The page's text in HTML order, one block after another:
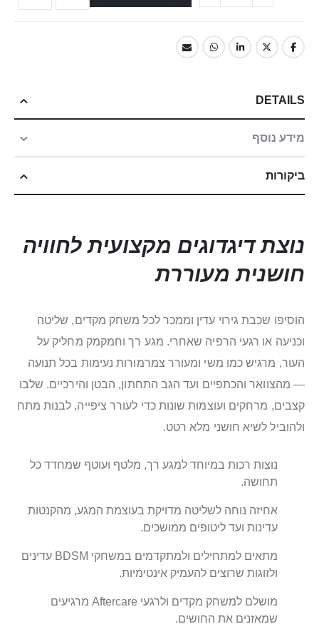
DETAILS
מידע נוסף
ביקורות
נוצת דיגדוגים מקצועית לחוויה
חושנית מעוררת
הוסיפו שכבת גירוי עדין וממכר לכל משחק מקדים, שליטה
וכניעה או רגעי הרפיה שאחרי. מגע רך וחמקמק מחליק על
העור, מרגיש כמו משי ומעורר צמרמורות נעימות בכל תנועה
— מהצוואר והכתפיים ועד הגב התחתון, הבטן והירכיים. שלבו
קצבים, מרחקים ועוצמות שונות כדי לעורר ציפייה, לבנות מתח
ולהוביל לשיא חושני מלא רטט.
נוצות רכות במיוחד למגע רך, מלטף ועוטף שמחדד כל
תחושה.
אחיזה נוחה לשליטה מדויקת בעוצמת המגע, מהקנטות
עדינות ועד ליטופים ממושכים.
מתאים למתחילים ולמתקדמים במשחקי BDSM עדינים
ולזוגות שרוצים להעמיק אינטימיות.
מושלם למשחק מקדים ולרגעי Aftercare מרגיעים
שמאזנים את החושים.